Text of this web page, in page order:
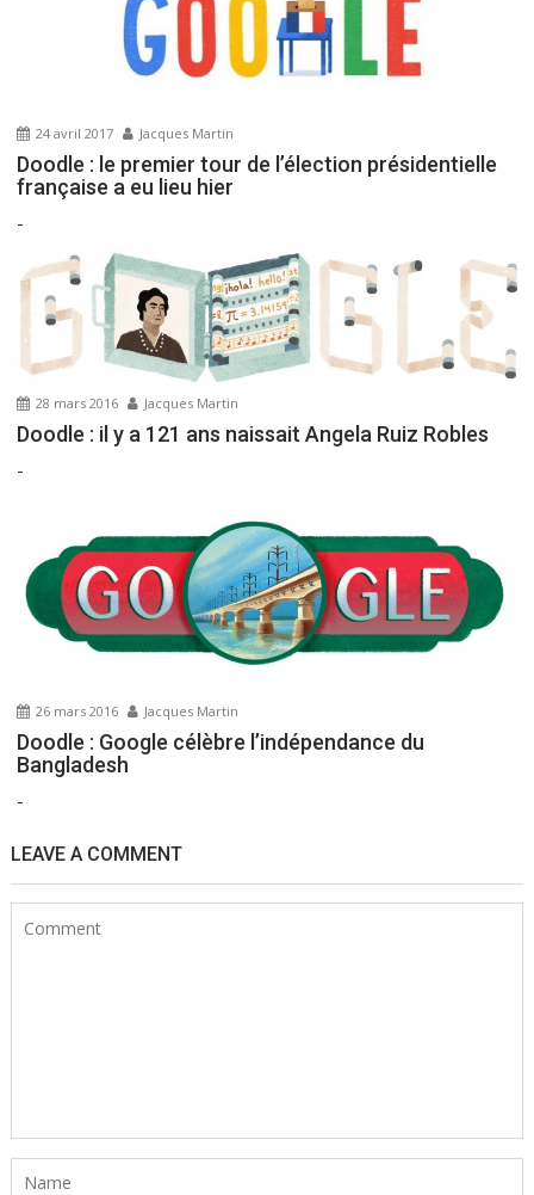
’
a
r
t
c
24 avril 2017 Jacques Martin
Doodle : le premier tour de l’élection présidentielle
française a eu lieu hier
-
28 mars 2016 Jacques Martin
Doodle : il y a 121 ans naissait Angela Ruiz Robles
-
26 mars 2016 Jacques Martin
Doodle : Google célèbre l’indépendance du
Bangladesh
-
LEAVE A COMMENT